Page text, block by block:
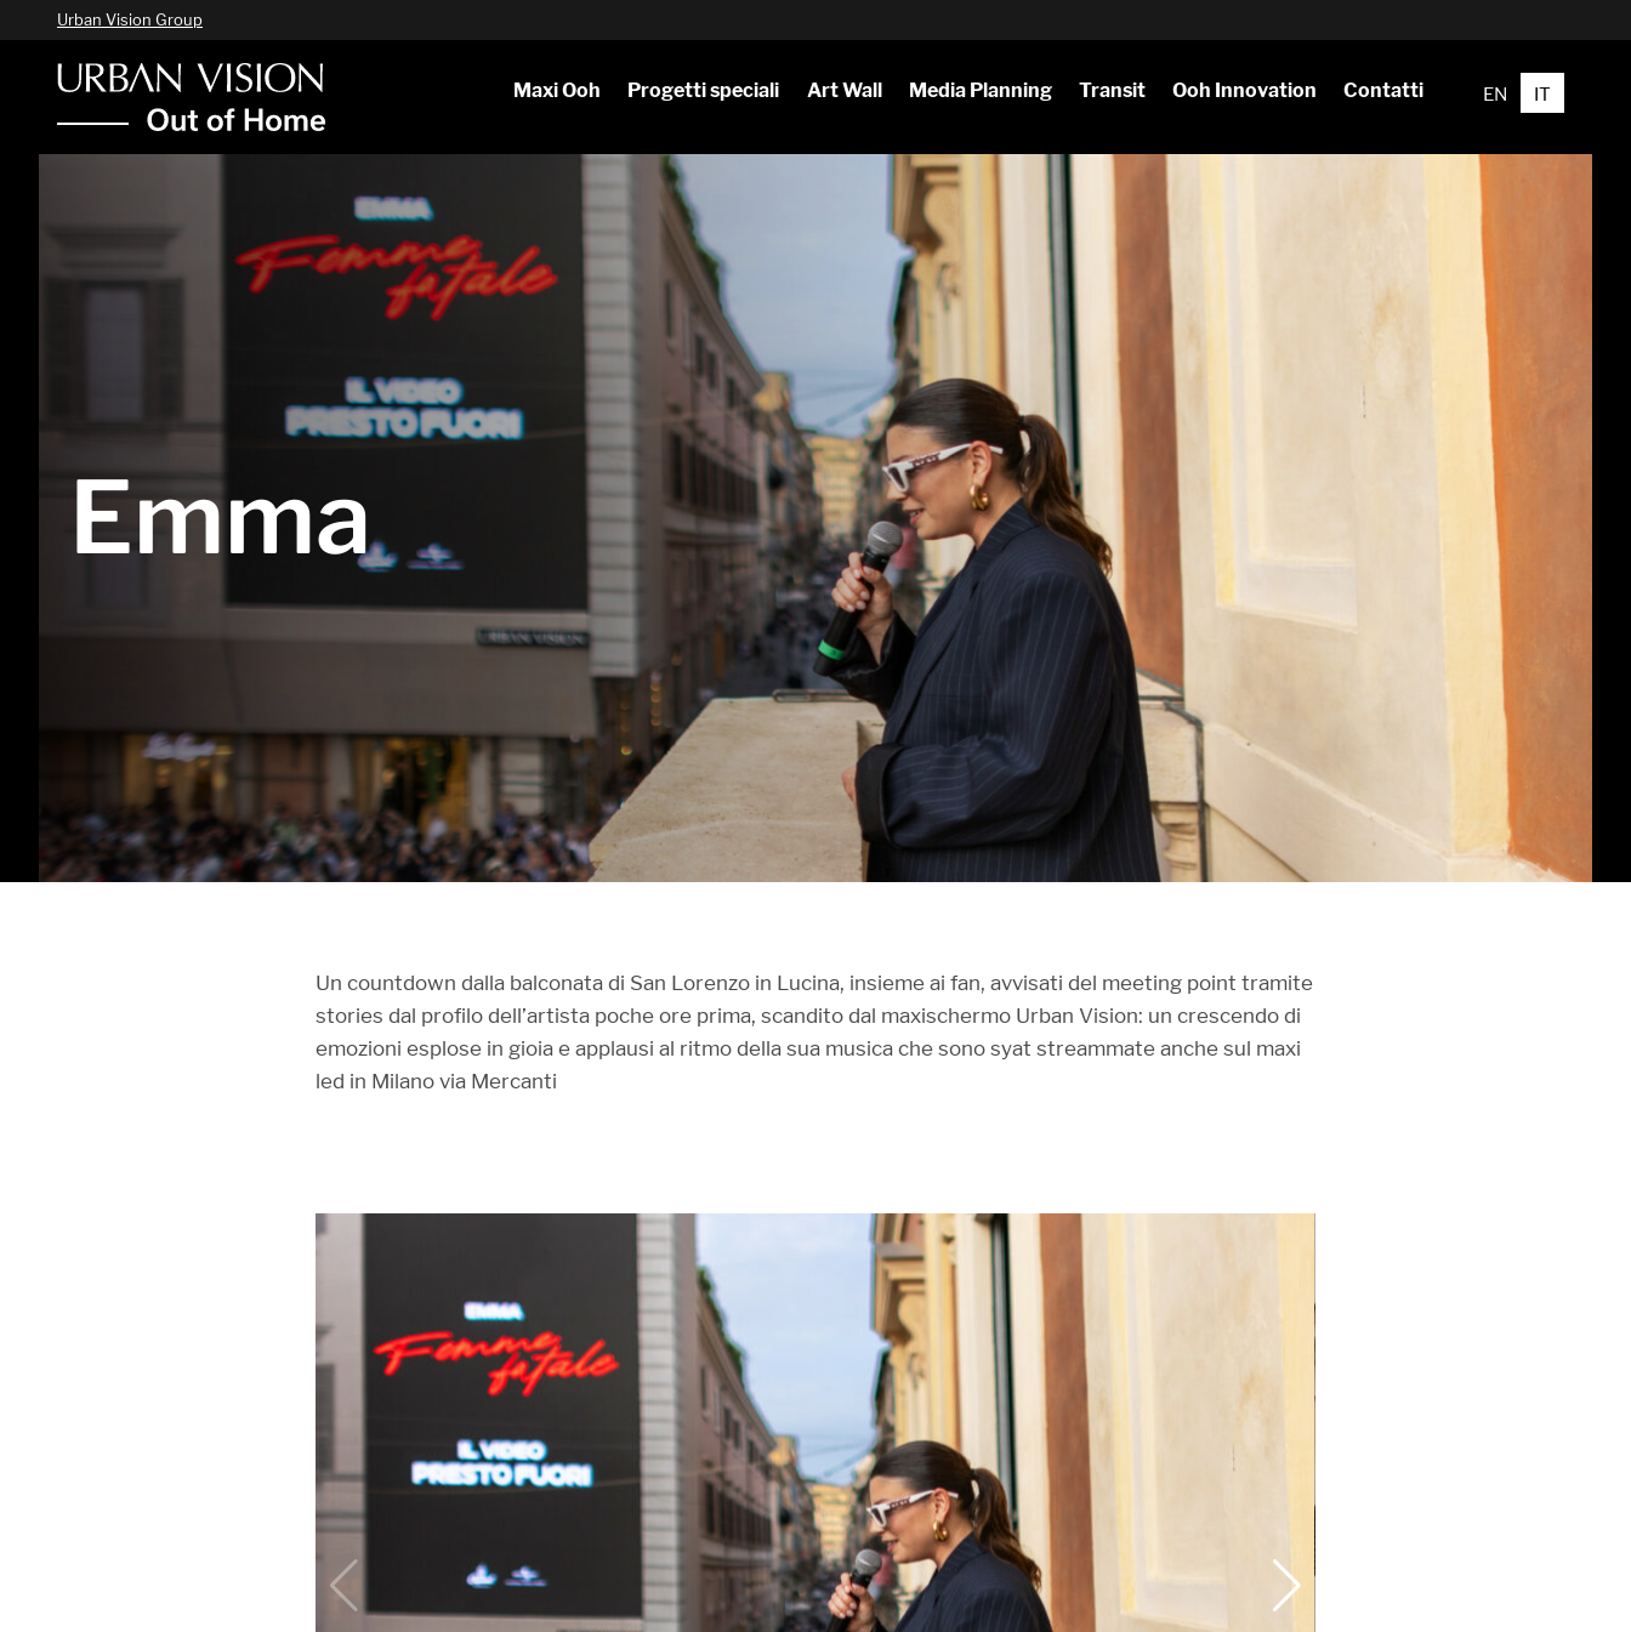
Urban Vision Group
Maxi Ooh Progetti speciali Art Wall Media Planning Transit Ooh Innovation Contatti EN IT
Emma
Un countdown dalla balconata di San Lorenzo in Lucina, insieme ai fan, avvisati del meeting point tramite
stories dal profilo dell’artista poche ore prima, scandito dal maxischermo Urban Vision: un crescendo di
emozioni esplose in gioia e applausi al ritmo della sua musica che sono syat streammate anche sul maxi
led in Milano via Mercanti